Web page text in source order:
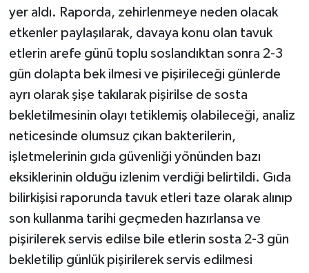
yer aldı. Raporda, zehirlenmeye neden olacak
etkenler paylaşılarak, davaya konu olan tavuk
etlerin arefe günü toplu soslandıktan sonra 2-3
gün dolapta bek ilmesi ve pişirileceği günlerde
ayrı olarak şişe takılarak pişirilse de sosta
bekletilmesinin olayı tetiklemiş olabileceği, analiz
neticesinde olumsuz çıkan bakterilerin,
işletmelerinin gıda güvenliği yönünden bazı
eksiklerinin olduğu izlenim verdiği belirtildi. Gıda
bilirkişisi raporunda tavuk etleri taze olarak alınıp
son kullanma tarihi geçmeden hazırlansa ve
pişirilerek servis edilse bile etlerin sosta 2-3 gün
bekletilip günlük pişirilerek servis edilmesi